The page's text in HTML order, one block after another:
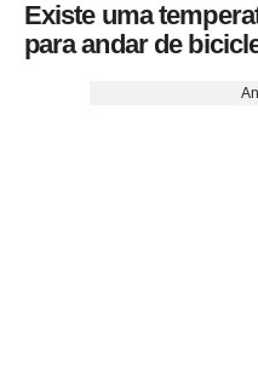
Existe uma
para andar de